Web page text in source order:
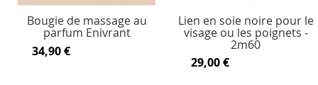
Bougie de massage au
parfum Enivrant
34,90 €
Lien en soie noire pour le
visage ou les poignets -
2m60
29,00 €